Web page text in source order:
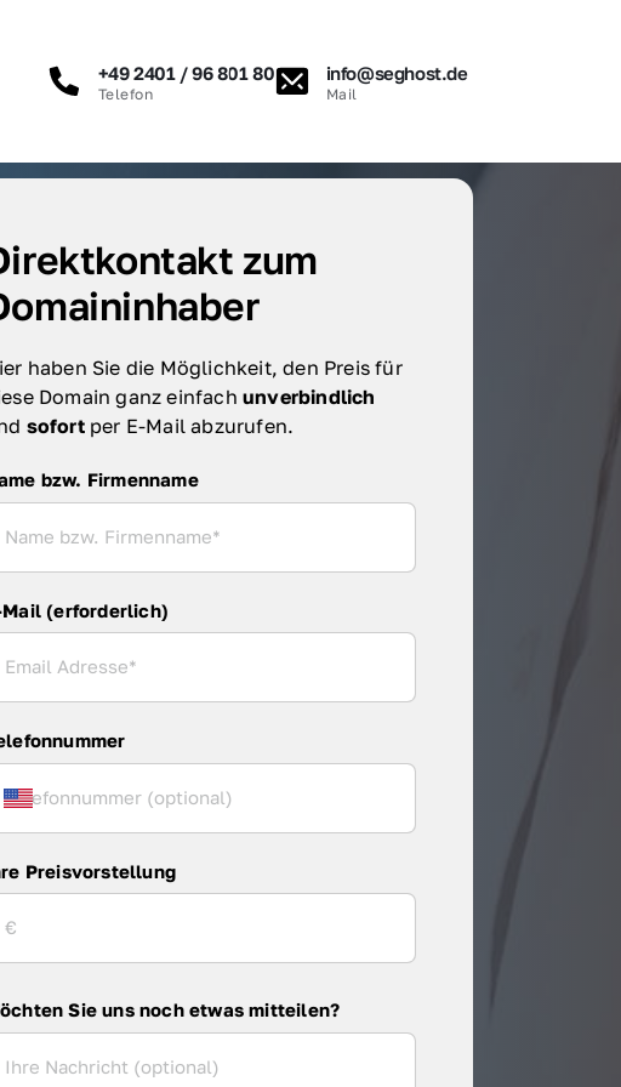
+49 2401 / 96 801 80
Telefon
info@seghost.de
Mail
zum
haben Sie die Möglichkeit, den Preis für
Domain ganz einfach
sofort per E-Mail abzurufen.
bzw. Firmenname
bzw. Firmenname
Mail (erforderlich)
Preisvorstellung
Sie uns noch etwas mitteilen?